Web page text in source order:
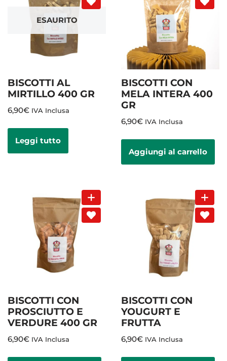
ESAURITO
BISCOTTI AL
MIRTILLO 400 GR
6,90€ IVA Inclusa
Leggi tutto
BISCOTTI CON
MELA INTERA 400
GR
6,90€ IVA Inclusa
Aggiungi al carrello
BISCOTTI CON
PROSCIUTTO E
VERDURE 400 GR
6,90€ IVA Inclusa
BISCOTTI CON
YOUGURT E
FRUTTA
6,90€ IVA Inclusa